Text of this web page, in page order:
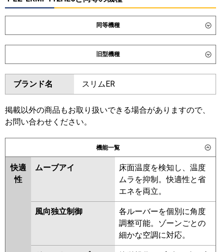
同等機種
ダイキン SZRC112CN SZRC112C
SZRUC112C
東芝 GUHA112111XU
GUSA112141MUB GUSA112141XU
GUSA11214P1MUB
GUSA11214P1XU
三菱電機 PLZ-HRMP112H6 PLZ-
HRMP112HFG6 PLZ-
HRMP112HBF6 PLZ-
HRMP112HF6 PLZ-ERMP112H6
PLZ-ERMP112HLE6
RCI-GP112RHN6 RCI-
GP112RSH12
旧型機種
ダイキン SZRC112BY SZRC112BYN
SZRUC112BY
SZRC112BJN SZRJC112BJ
SZRJC112BF SDRC112B
SDRC112BN
SZRC112BCN
東芝 GUHA11211MUB GUHA11211XU
GUEA11212XU GUEA11212MUB
GUSA11214MUB
GUSA11214XU
GUSA11214PMUB
GUSA11214PXU RUEA11232MUB
RUEA11232XU RUSA11234XU
RUSA11234MUB RUHA11231MUB
RUEA11231MUB RUSA11233MUB
ブランド名 スリムER
掲載以外の商品もお取り扱いできる場合がありますので、
お問い合わせください。
機能一覧
快適
性
ムーブアイ
床面温度を検知し、温度
ムラを抑制。快適性と省
エネを両立。
風向独立制御
各ルーバーを個別に角度
調整可能。ゾーンごとの
細かな空調に対応。